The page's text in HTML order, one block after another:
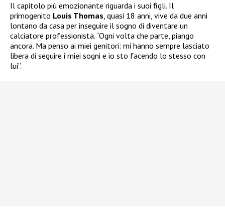
Il capitolo più emozionante riguarda i suoi figli. Il
primogenito Louis Thomas, quasi 18 anni, vive da due anni
lontano da casa per inseguire il sogno di diventare un
calciatore professionista. “Ogni volta che parte, piango
ancora. Ma penso ai miei genitori: mi hanno sempre lasciato
libera di seguire i miei sogni e io sto facendo lo stesso con
lui”.